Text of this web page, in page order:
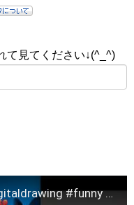
て見てください↓(^_^)
#fyp #artdrawing #drawing #ipad